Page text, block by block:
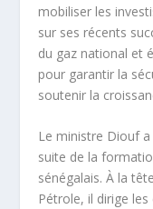
mobiliser les
sur ses récents
du gaz national et
pour garantir la
soutenir la
Le ministre Diouf
suite de la
sénégalais. À la
Pétrole, il dirige